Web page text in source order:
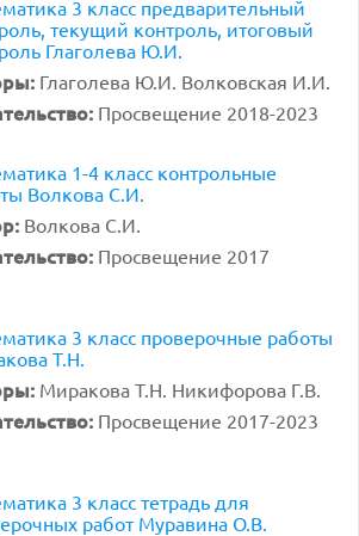
3 класс предварительный
текущий контроль, итоговый
Глаголева Ю.И.
Глаголева Ю.И. Волковская И.И.
Просвещение 2018-2023
1-4 класс контрольные
Волкова С.И.
Волкова С.И.
Просвещение 2017
3 класс проверочные работы
Т.Н.
Миракова Т.Н. Никифорова Г.В.
Просвещение 2017-2023
3 класс тетрадь для
работ Муравина О.В.